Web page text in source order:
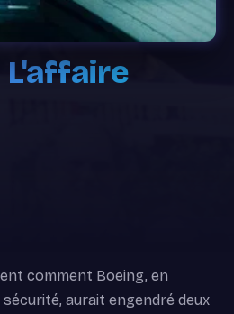
comment Boeing, en
aurait engendré deux